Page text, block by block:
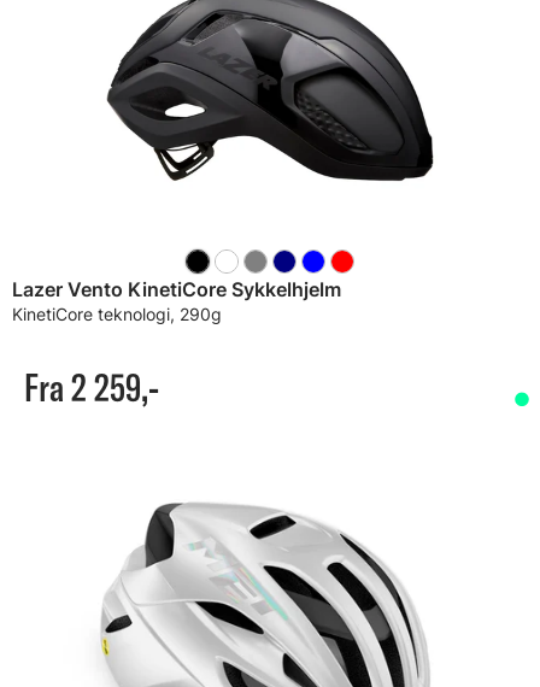
Lazer Vento KinetiCore Sykkelhjelm
KinetiCore teknologi, 290g
Fra 2 259,-